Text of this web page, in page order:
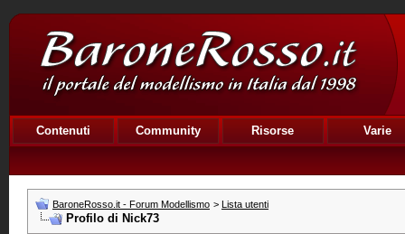
Contenuti Community Risorse Varie
BaroneRosso.it - Forum Modellismo > Lista utenti
Profilo di Nick73